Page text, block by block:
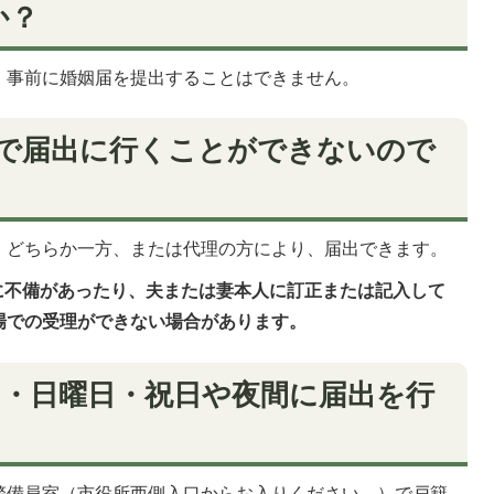
前に婚姻届を提出することはできません。
届出に行くことができないので
ちらか一方、または代理の方により、届出できます。
備があったり、夫または妻本人に訂正または記入して
の受理ができない場合があります。
日曜日・祝日や夜間に届出を行